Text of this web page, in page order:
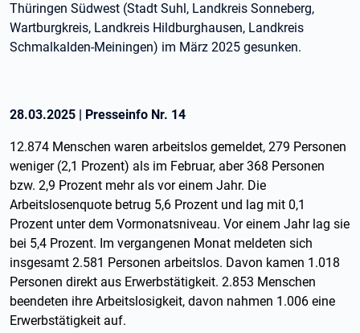
Thüringen Südwest (Stadt Suhl, Landkreis Sonneberg,
Wartburgkreis, Landkreis Hildburghausen, Landkreis
Schmalkalden-Meiningen) im März 2025 gesunken.
28.03.2025 | Presseinfo Nr. 14
12.874 Menschen waren arbeitslos gemeldet, 279 Personen
weniger (2,1 Prozent) als im Februar, aber 368 Personen
bzw. 2,9 Prozent mehr als vor einem Jahr. Die
Arbeitslosenquote betrug 5,6 Prozent und lag mit 0,1
Prozent unter dem Vormonatsniveau. Vor einem Jahr lag sie
bei 5,4 Prozent. Im vergangenen Monat meldeten sich
insgesamt 2.581 Personen arbeitslos. Davon kamen 1.018
Personen direkt aus Erwerbstätigkeit. 2.853 Menschen
beendeten ihre Arbeitslosigkeit, davon nahmen 1.006 eine
Erwerbstätigkeit auf.